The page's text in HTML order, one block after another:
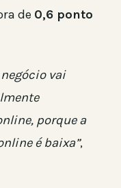
de 0,6 ponto
vai
porque a
é baixa”,